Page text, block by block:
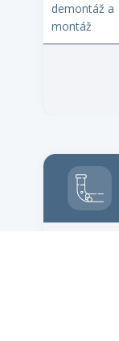
demontáž a
montáž